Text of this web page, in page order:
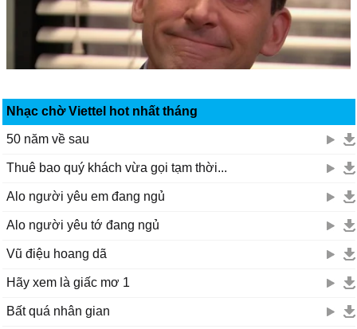
Nhạc chờ Viettel hot nhất tháng
50 năm về sau
Thuê bao quý khách vừa gọi tạm thời...
Alo người yêu em đang ngủ
Alo người yêu tớ đang ngủ
Vũ điệu hoang dã
Hãy xem là giấc mơ 1
Bất quá nhân gian